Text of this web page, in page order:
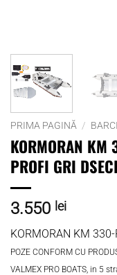
PRIMA PAGINĂ /
KORMORAN KM
PROFI GRI
3.550 lei
KORMORAN KM
POZE CONFORM CU
VALMEX PRO BOATS, in 5